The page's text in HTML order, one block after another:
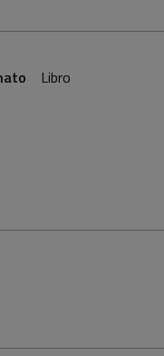
Libro